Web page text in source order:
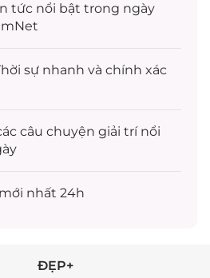
tức nổi bật trong ngày
sự nhanh và chính xác
câu chuyện giải trínổi
mới nhất 24h
ĐẸP+